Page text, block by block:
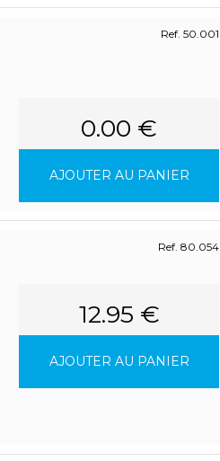
Ref. 50.001
0.00 €
AJOUTER AU PANIER
Ref. 80.054
12.95 €
AJOUTER AU PANIER